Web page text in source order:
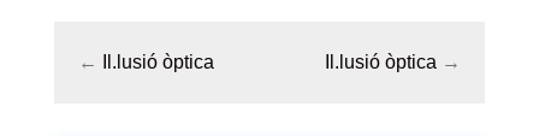
← Il.lusió òptica Il.lusió òptica →